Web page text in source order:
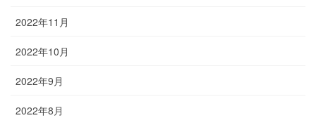
2022年11月
2022年10月
2022年9月
2022年8月